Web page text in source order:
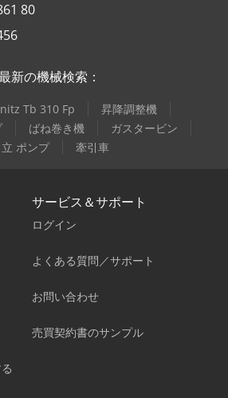
80
新の機械検索：
Tb 310 Fp
昇降調整機
ばね巻き機
ガスタービン
立 ポンプ
牽引車
サービス＆サポート
ログイン
よくある質問／サポート
お問い合わせ
売買契約書のサンプル